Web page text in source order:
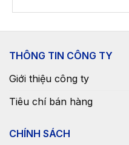
THÔNG TIN CÔNG TY
Giới thiệu công ty
Tiêu chí bán hàng
CHÍNH SÁCH